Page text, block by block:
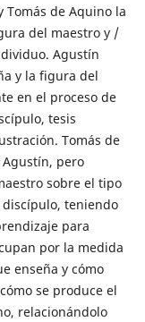
Tomás de Aquino la
del maestro y /
Agustín
y la figura del
en el proceso de
tesis
Tomás de
pero
sobre el tipo
teniendo
para
por la medida
enseña y cómo
se produce el
relacionándolo